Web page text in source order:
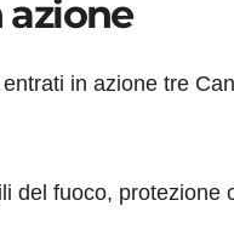
azione
in azione tre
del fuoco,